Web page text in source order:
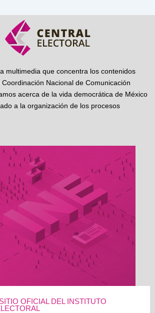
multimedia que concentra los contenidos
Nacional de Comunicación
acerca de la vida democrática de México
a la organización de los procesos
OFICIAL DEL INSTITUTO